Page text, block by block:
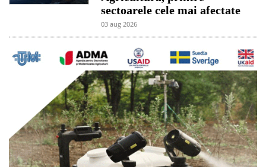
sectoarele cele mai afectate
03 aug 2026